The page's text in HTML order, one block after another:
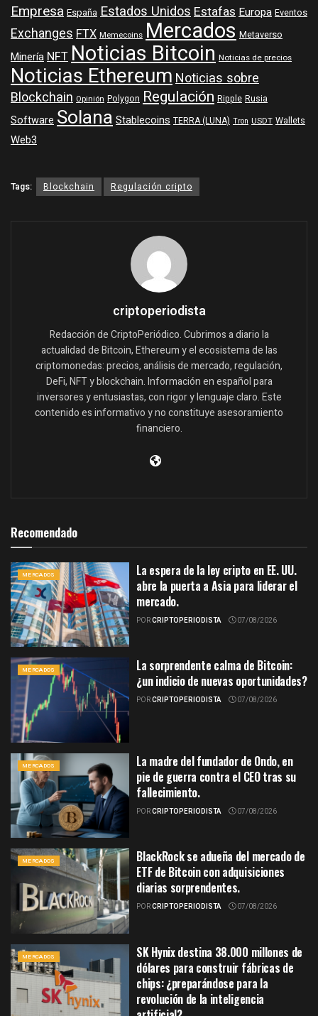
Empresa España Estados Unidos Estafas Europa Eventos
Exchanges FTX Memecoins Mercados Metaverso
Minería NFTNoticias Bitcoin Noticias de precios
Noticias EthereumNoticias sobre
Blockchain Opinión Polygon Regulación Ripple Rusia
Software Solana Stablecoins TERRA (LUNA) Tron USDT Wallets
Web3
Tags: Blockchain Regulación cripto
criptoperiodista
Redacción de CriptoPeriódico. Cubrimos a diario la
actualidad de Bitcoin, Ethereum y el ecosistema de las
criptomonedas: precios, análisis de mercado, regulación,
DeFi, NFT y blockchain. Información en español para
inversores y entusiastas, con rigor y lenguaje claro. Este
contenido es informativo y no constituye asesoramiento
financiero.
Recomendado
MERCADOS
La espera de la ley cripto en EE. UU.
abre la puerta a Asia para liderar el
mercado.
PORCRIPTOPERIODISTA 07/08/2026
MERCADOS
La sorprendente calma de Bitcoin:
¿un indicio de nuevas oportunidades?
PORCRIPTOPERIODISTA 07/08/2026
MERCADOS
La madre del fundador de Ondo, en
pie de guerra contra el CEO tras su
fallecimiento.
PORCRIPTOPERIODISTA 07/08/2026
MERCADOS
BlackRock se adueña del mercado de
ETF de Bitcoin con adquisiciones
diarias sorprendentes.
PORCRIPTOPERIODISTA 07/08/2026
MERCADOS
SK Hynix destina 38.000 millones de
dólares para construir fábricas de
chips: ¿preparándose para la
revolución de la inteligencia